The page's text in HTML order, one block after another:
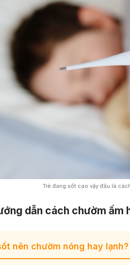
Trẻ đang sốt cao vậy đâu là
dẫn cách chườm ấm
nên chườm nóng hay lạnh?